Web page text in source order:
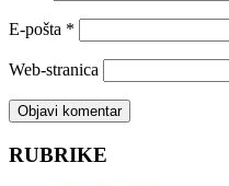
E-pošta *
Web-stranica
RUBRIKE